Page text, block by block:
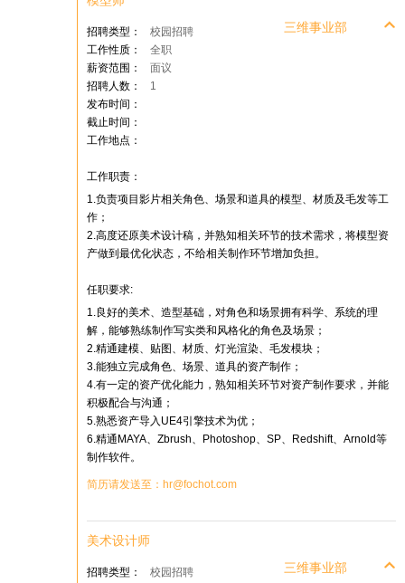
三维事业部
招聘类型：
校园招聘
工作性质：
全职
薪资范围：
面议
招聘人数：
1
发布时间：
截止时间：
工作地点：
工作职责：
1.负责项目影片相关角色、场景和道具的模型、材质及毛发等工
作；
2.高度还原美术设计稿，并熟知相关环节的技术需求，将模型资
产做到最优化状态，不给相关制作环节增加负担。
任职要求:
1.良好的美术、造型基础，对角色和场景拥有科学、系统的理
解，能够熟练制作写实类和风格化的角色及场景；
2.精通建模、贴图、材质、灯光渲染、毛发模块；
3.能独立完成角色、场景、道具的资产制作；
4.有一定的资产优化能力，熟知相关环节对资产制作要求，并能
积极配合与沟通；
5.熟悉资产导入UE4引擎技术为优；
6.精通MAYA、Zbrush、Photoshop、SP、Redshift、Arnold等
制作软件。
简历请发送至：hr@fochot.com
美术设计师
三维事业部
招聘类型：
校园招聘